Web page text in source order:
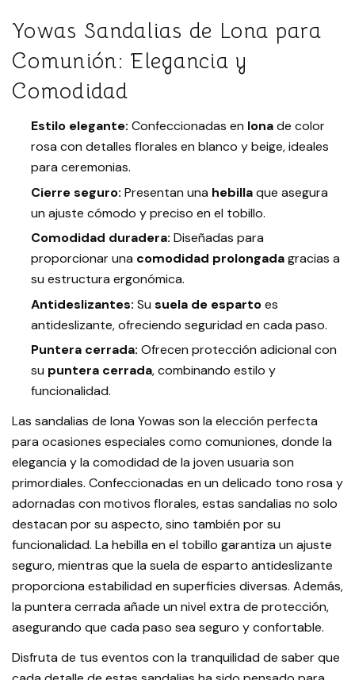
Yowas Sandalias de Lona para
Comunión: Elegancia y
Comodidad
Estilo elegante: Confeccionadas en lonade color
rosa con detalles florales en blanco y beige, ideales
para ceremonias.
Cierre seguro: Presentan una hebillaque asegura
un ajuste cómodo y preciso en el tobillo.
Comodidad duradera: Diseñadas para
proporcionar una comodidad prolongadagracias a
su estructura ergonómica.
Antideslizantes: Su suela de espartoes
antideslizante, ofreciendo seguridad en cada paso.
Puntera cerrada: Ofrecen protección adicional con
su puntera cerrada, combinando estilo y
funcionalidad.
Las sandalias de lona Yowas son la elección perfecta
para ocasiones especiales como comuniones, donde la
elegancia y la comodidad de la joven usuaria son
primordiales. Confeccionadas en un delicado tono rosa y
adornadas con motivos florales, estas sandalias no solo
destacan por su aspecto, sino también por su
funcionalidad. La hebilla en el tobillo garantiza un ajuste
seguro, mientras que la suela de esparto antideslizante
proporciona estabilidad en superficies diversas. Además,
la puntera cerrada añade un nivel extra de protección,
asegurando que cada paso sea seguro y confortable.
Disfruta de tus eventos con la tranquilidad de saber que